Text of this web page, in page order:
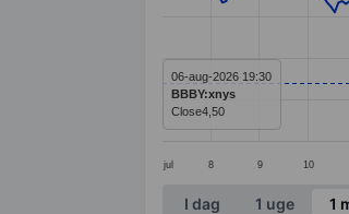
The chart has 1 X
The chart has 1 Y
jul 8 9 10
06-aug-2026 19:30
BBBY:xnys
Close4,50
End of interactive
I dag 1 uge 1